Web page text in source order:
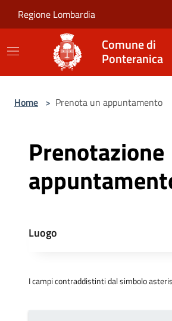
Regione Lombardia
Comune di
Ponteranica
Home > Prenota un appuntamento
Prenotazione
Luogo
I campi contraddistinti dal simbolo